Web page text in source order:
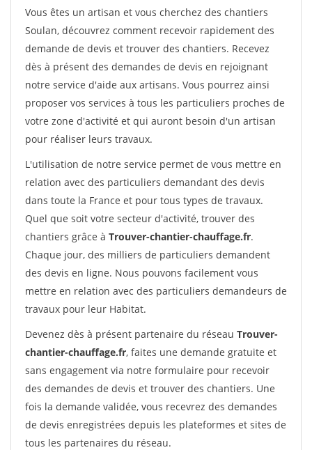
Vous êtes un artisan et vous cherchez des chantiers
Soulan, découvrez comment recevoir rapidement des
demande de devis et trouver des chantiers. Recevez
dès à présent des demandes de devis en rejoignant
notre service d'aide aux artisans. Vous pourrez ainsi
proposer vos services à tous les particuliers proches de
votre zone d'activité et qui auront besoin d'un artisan
pour réaliser leurs travaux.
L'utilisation de notre service permet de vous mettre en
relation avec des particuliers demandant des devis
dans toute la France et pour tous types de travaux.
Quel que soit votre secteur d'activité, trouver des
chantiers grâce à Trouver-chantier-chauffage.fr.
Chaque jour, des milliers de particuliers demandent
des devis en ligne. Nous pouvons facilement vous
mettre en relation avec des particuliers demandeurs de
travaux pour leur Habitat.
Devenez dès à présent partenaire du réseau Trouver-
chantier-chauffage.fr, faites une demande gratuite et
sans engagement via notre formulaire pour recevoir
des demandes de devis et trouver des chantiers. Une
fois la demande validée, vous recevrez des demandes
de devis enregistrées depuis les plateformes et sites de
tous les partenaires du réseau.